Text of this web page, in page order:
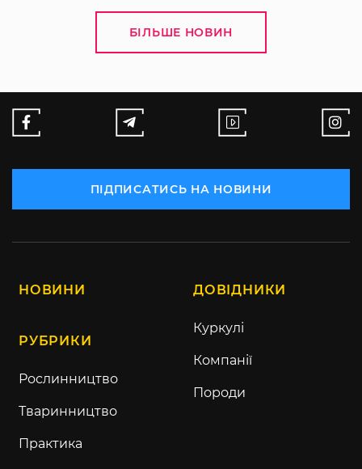
БІЛЬШЕ НОВИН
ПІДПИСАТИСЬ НА НОВИНИ
НОВИНИ
РУБРИКИ
Рослинництво
Тваринництво
Практика
ДОВІДНИКИ
Куркулі
Компанії
Породи